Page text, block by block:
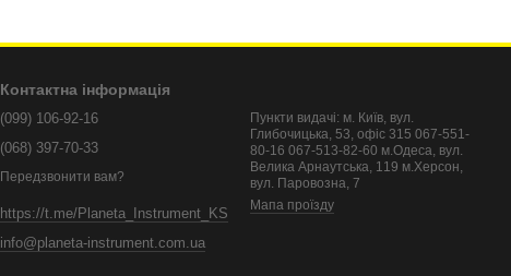
Контактна інформація
(099) 106-92-16
(068) 397-70-33
Передзвонити вам?
https://t.me/Planeta_Instrument_KS
info@planeta-instrument.com.ua
Пункти видачі: м. Київ, вул.
Глибочицька, 53, офіс 315 067-551-
80-16 067-513-82-60 м.Одеса, вул.
Велика Арнаутська, 119 м.Херсон,
вул. Паровозна, 7
Мапа проїзду